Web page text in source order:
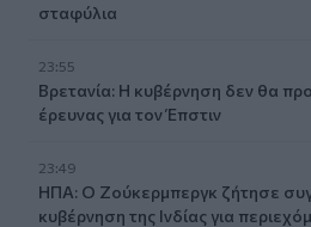
σταφύλια
23:55
Βρετανία: Η κυβέρνηση δεν θα
έρευνας για τον Έπστιν
23:49
ΗΠΑ: Ο Ζούκερμπεργκ ζήτησε
κυβέρνηση της Ινδίας για